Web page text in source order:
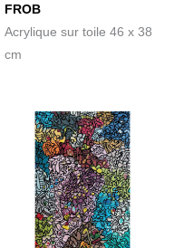
FROB
Acrylique sur toile 46 x 38
cm